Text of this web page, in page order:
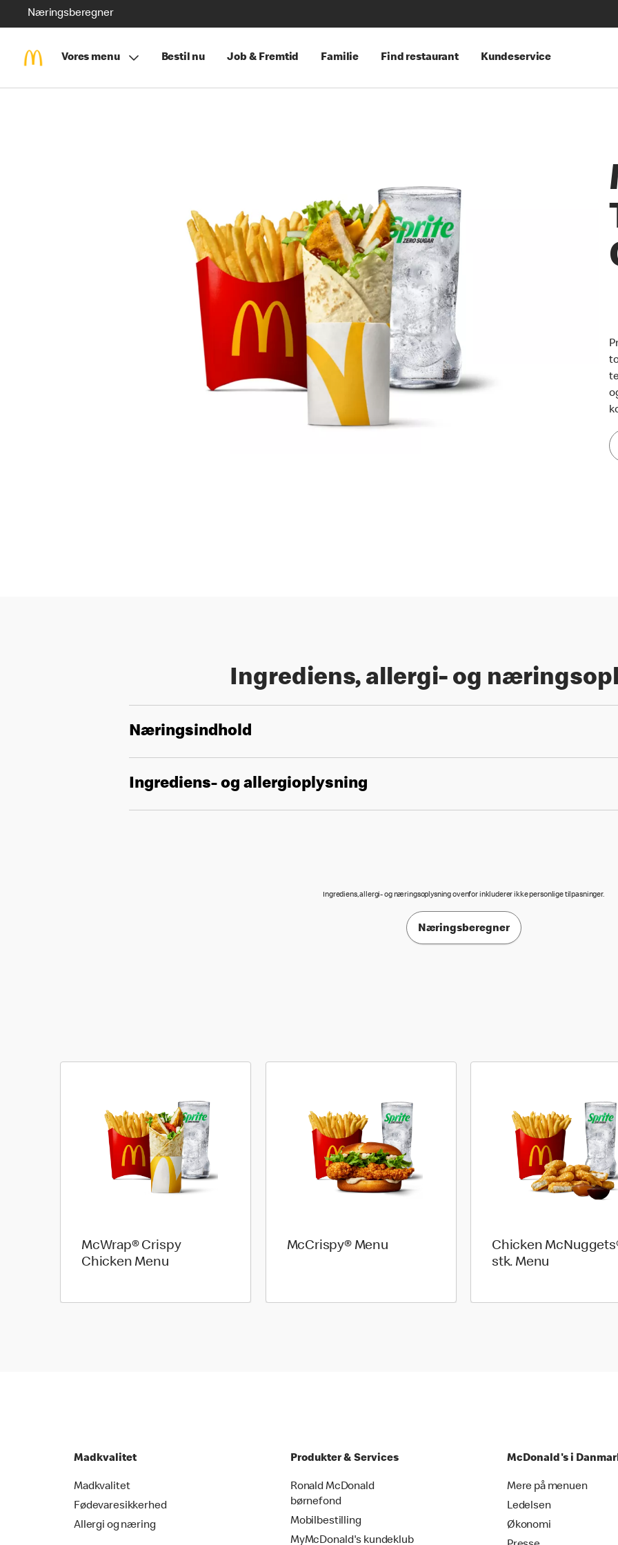
Næringsberegner
Vores menu Bestil nu Job & Fremtid Familie Find restaurant Kundeservice
Ingrediens, allergi- og
Næringsindhold
Ingrediens- og allergioplysning
Ingrediens, allergi- og næringsoplysning ovenfor inkluderer ikke personlige tilpasninger.
Næringsberegner
McWrap® Crispy
Chicken Menu
McCrispy® Menu
Chicken
stk. Menu
Madkvalitet
Madkvalitet
Fødevaresikkerhed
Allergi og næring
Produkter & Services
Ronald McDonald
børnefond
Mobilbestilling
MyMcDonald's kundeklub
McDonald's i
Mere på menuen
Ledelsen
Økonomi